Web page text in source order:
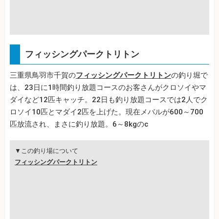
フィッシングパークトリトン
三重県鳥羽市千賀のフィッシングパークトリトンの釣り堀で
は、23日に1時間釣り放題コースのお客さんがクロソイやマ
ダイなど12匹キャッチ。22日も釣り放題コースでは2人でク
ロソイ10匹とマダイ2匹を上げた。現在メバルが600～700
匹放流され、まさに釣り放題。6～8kgのc
▼この釣り場について
フィッシングパークトリトン